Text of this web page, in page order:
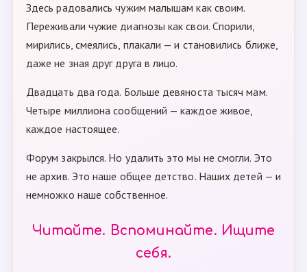
Здесь радовались чужим малышам как своим.
Переживали чужие диагнозы как свои. Спорили,
мирились, смеялись, плакали — и становились ближе,
даже не зная друг друга в лицо.
Двадцать два года. Больше девяноста тысяч мам.
Четыре миллиона сообщений — каждое живое,
каждое настоящее.
Форум закрылся. Но удалить это мы не смогли. Это
не архив. Это наше общее детство. Наших детей — и
немножко наше собственное.
Читайте. Вспоминайте. Ищите
себя.